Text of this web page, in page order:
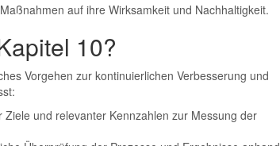
auf ihre Wirksamkeit und Nachhaltigkeit.
10?
Vorgehen zur kontinuierlichen Verbesserung und
und relevanter Kennzahlen zur Messung der